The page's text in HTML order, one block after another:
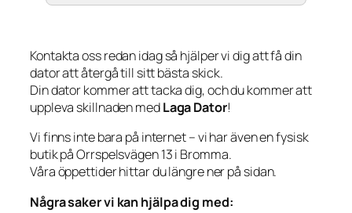
Kontakta oss redan idag så hjälper vi dig att få din
dator att återgå till sitt bästa skick.
Din dator kommer att tacka dig, och du kommer att
uppleva skillnaden medLaga Dator!
Vi finns inte bara på internet – vi har även en fysisk
butik på Orrspelsvägen 13 i Bromma.
Våra öppettider hittar du längre ner på sidan.
Några saker vi kan hjälpa dig med: